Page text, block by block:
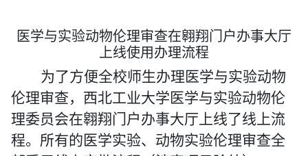
医学与实验动物伦理审查在翱翔门户办事大厅
上线使用办理流程
为了方便全校师生办理医学与实验动物
伦理审查，西北工业大学医学与实验动物伦
理委员会在翱翔门户办事大厅上线了线上流
程。所有的医学实验、动物实验伦理审查全